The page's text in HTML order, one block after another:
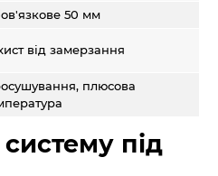
50 мм
від замерзання
плюсова
під